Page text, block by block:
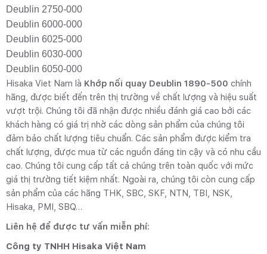
Deublin 2750-000
Deublin 6000-000
Deublin 6025-000
Deublin 6030-000
Deublin 6050-000
Hisaka Viet Nam là Khớp nối quay Deublin 1890-500 chính
hãng, được biết đến trên thị trường về chất lượng và hiệu suất
vượt trội. Chúng tôi đã nhận được nhiều đánh giá cao bởi các
khách hàng có giá trị nhờ các dòng sản phẩm của chúng tôi
đảm bảo chất lượng tiêu chuẩn. Các sản phẩm được kiểm tra
chất lượng, được mua từ các nguồn đáng tin cậy và có nhu cầu
cao. Chúng tôi cung cấp tất cả chúng trên toàn quốc với mức
giá thị trường tiết kiệm nhất. Ngoài ra, chúng tôi còn cung cấp
sản phẩm của các hãng THK, SBC, SKF, NTN, TBI, NSK,
Hisaka, PMI, SBQ…
Liên hệ để được tư vấn miễn phí:
Công ty TNHH Hisaka Việt Nam